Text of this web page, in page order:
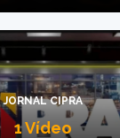
JORNAL CIPRA
1 Vídeo